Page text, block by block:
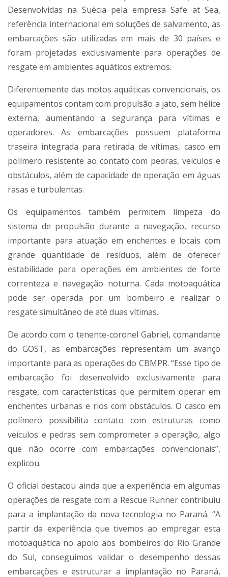
Desenvolvidas na Suécia pela empresa Safe at Sea,
referência internacional em soluções de salvamento, as
embarcações são utilizadas em mais de 30 países e
foram projetadas exclusivamente para operações de
resgate em ambientes aquáticos extremos.
Diferentemente das motos aquáticas convencionais, os
equipamentos contam com propulsão a jato, sem hélice
externa, aumentando a segurança para vítimas e
operadores. As embarcações possuem plataforma
traseira integrada para retirada de vítimas, casco em
polímero resistente ao contato com pedras, veículos e
obstáculos, além de capacidade de operação em águas
rasas e turbulentas.
Os equipamentos também permitem limpeza do
sistema de propulsão durante a navegação, recurso
importante para atuação em enchentes e locais com
grande quantidade de resíduos, além de oferecer
estabilidade para operações em ambientes de forte
correnteza e navegação noturna. Cada motoaquática
pode ser operada por um bombeiro e realizar o
resgate simultâneo de até duas vítimas.
De acordo com o tenente-coronel Gabriel, comandante
do GOST, as embarcações representam um avanço
importante para as operações do CBMPR. “Esse tipo de
embarcação foi desenvolvido exclusivamente para
resgate, com características que permitem operar em
enchentes urbanas e rios com obstáculos. O casco em
polímero possibilita contato com estruturas como
veículos e pedras sem comprometer a operação, algo
que não ocorre com embarcações convencionais”,
explicou.
O oficial destacou ainda que a experiência em algumas
operações de resgate com a Rescue Runner contribuiu
para a implantação da nova tecnologia no Paraná. “A
partir da experiência que tivemos ao empregar esta
motoaquática no apoio aos bombeiros do Rio Grande
do Sul, conseguimos validar o desempenho dessas
embarcações e estruturar a implantação no Paraná,